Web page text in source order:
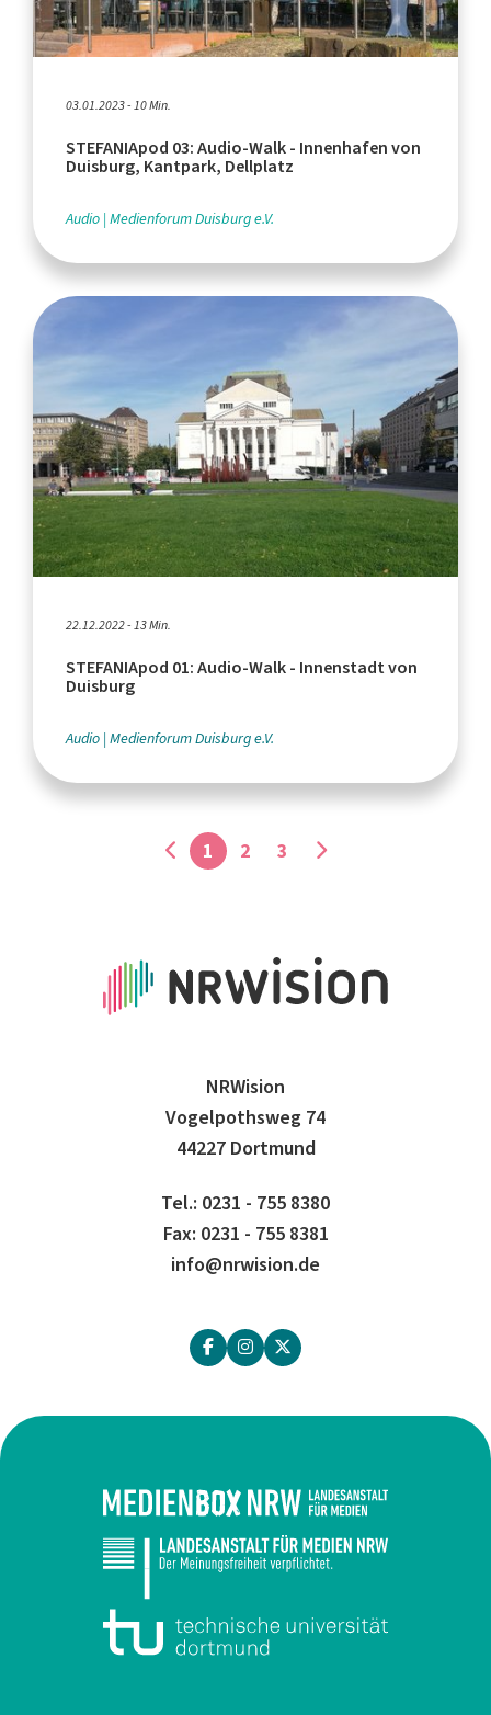
03.01.2023 - 10 Min.
STEFANIApod 03: Audio-Walk - Innenhafen von
Duisburg, Kantpark, Dellplatz
Audio Medienforum Duisburg e.V.
22.12.2022 - 13 Min.
STEFANIApod 01: Audio-Walk - Innenstadt von
Duisburg
Audio Medienforum Duisburg e.V.
1 2 3
NRWision
Vogelpothsweg 74
44227 Dortmund
Tel.: 0231 - 755 8380
Fax: 0231 - 755 8381
info@nrwision.de